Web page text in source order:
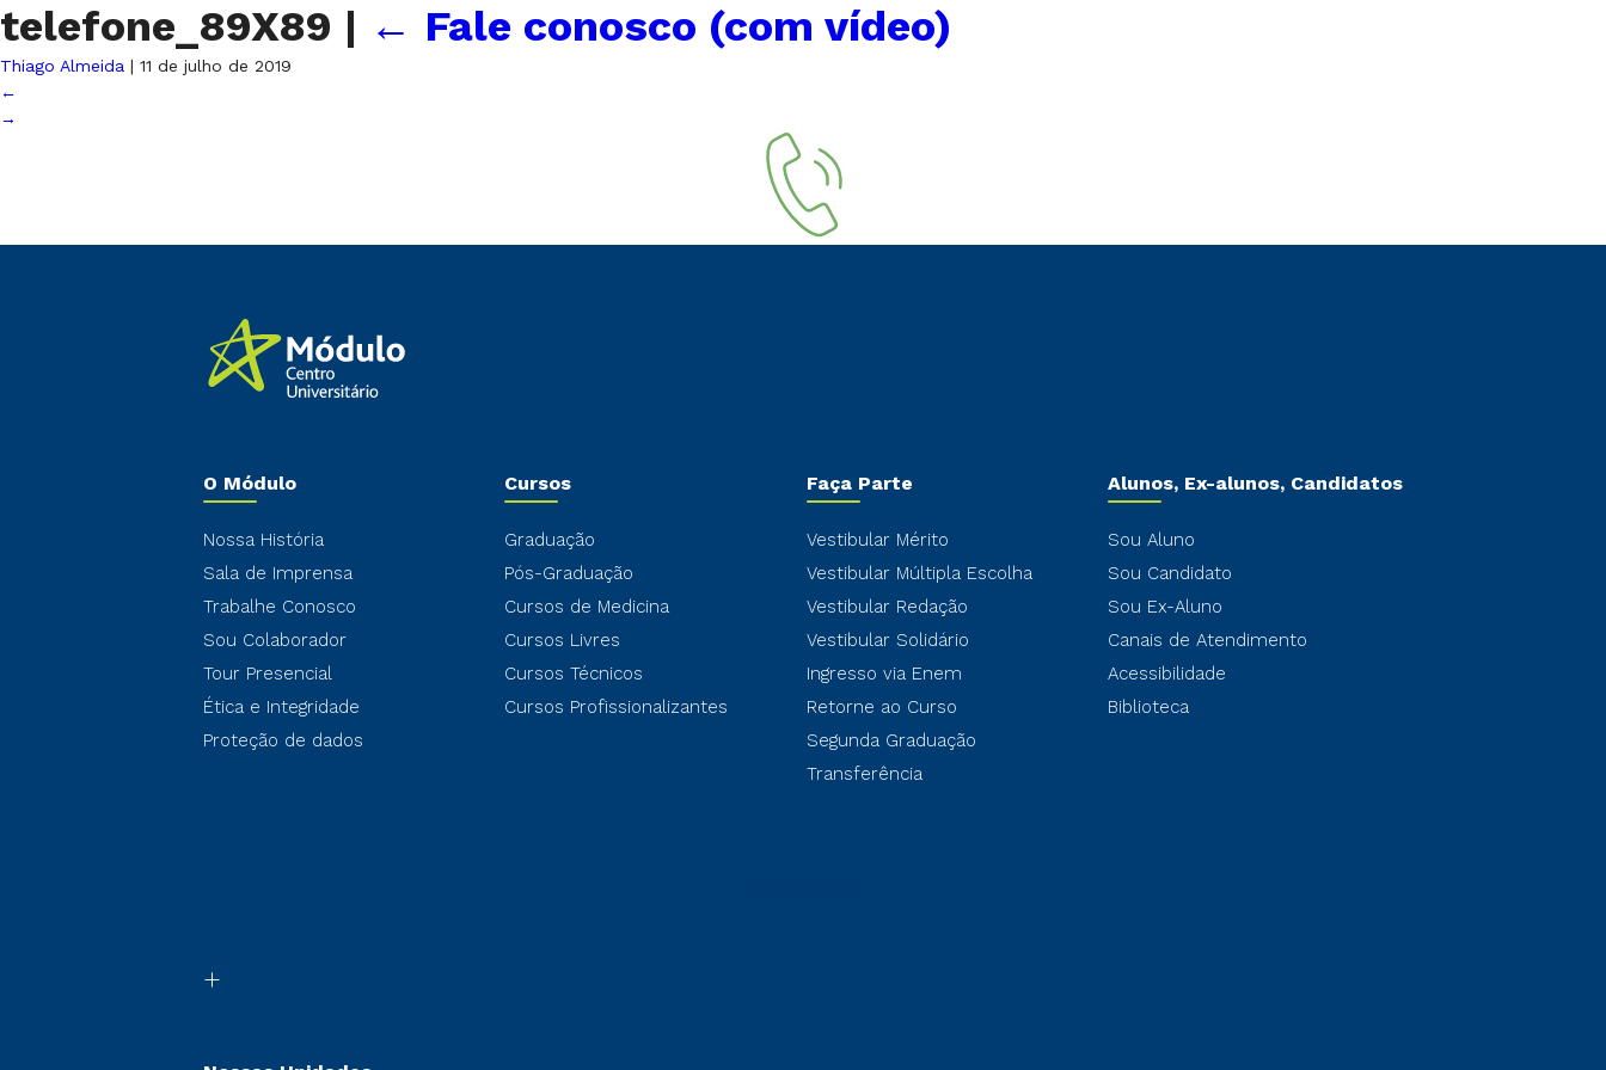
telefone_89X89 | ← Fale conosco (com vídeo)
Thiago Almeida | 11 de julho de 2019
←
→
O Módulo
Nossa História
Sala de Imprensa
Trabalhe Conosco
Sou Colaborador
Tour Presencial
Ética e Integridade
Proteção de dados
Cursos
Graduação
Pós-Graduação
Cursos de Medicina
Cursos Livres
Cursos Técnicos
Cursos Profissionalizantes
Faça Parte
Vestibular Mérito
Vestibular Múltipla Escolha
Vestibular Redação
Vestibular Solidário
Ingresso via Enem
Retorne ao Curso
Segunda Graduação
Transferência
Alunos, Ex-alunos, Candidatos
Sou Aluno
Sou Candidato
Sou Ex-Aluno
Canais de Atendimento
Acessibilidade
Biblioteca